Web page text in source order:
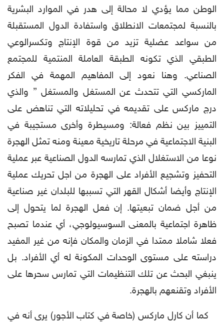
الوطن مما يؤدي لا محالة إلى هدر في الموارد البشرية
بالنسبة لمجتمعات الانطلاق واستفادة الدول المستقبلة
من سواعد عضلية تزيد من قوة الإنتاج وتكسرالوعي
الطبقي الذي تكونه الطبقة العاملة المنتمية للمجتمع
الصناعي. وهنا نعود إلى المفاهيم المهمة في الفكر
الماركسي التي تتحدث عن المستغل والمستغل ” والذي
درج ماركس على تقديمه في تحليلاته التي تناهض على
التمييز بين نظم فعالة: ومسيطرة وأخرى مستجيبة في
البنية الاجتماعية في مرحلة تاريخية معينة ومنه تمثل الهجرة
نوعا من الاستغلال الذي تمارسه الدول الصناعية عبر عملية
التحفيز وتشجيع الأفراد على الهجرة من اجل تحريك عملية
الإنتاج وأيضا أشكال القهر التي تسببها للبلدان غير صناعية
من أجل ضمان تبعيتها. إن فعل الهجرة لما يتحول إلى
ظاهرة اجتماعية بالمعنى السوسيولوجي، أي عندما تصبح
فعلا شاملا ممتدا في الزمان والمكان فإنه من غير المفيد
دراسته على مستوى الوحدات المكونة له أي الأفراد. بل
ينبغي البحث عن تلك التنظيمات التي تمارس سحرها على
الأفراد وتقنعهم بالهجرة.
كما أن كارل ماركس (خاصة في كتاب الأجور) يرى أنه في